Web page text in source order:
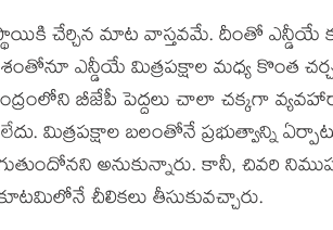
చేర్చిన మాట వాస్త‌వ‌మే. దీంతో ఎన్డీయే
ఎన్డీయే మిత్ర‌ప‌క్షాల మ‌ధ్య కొంత
బీజేపీ పెద్ద‌లు చాలా చ‌క్క‌గా
మిత్ర‌ప‌క్షాల బ‌లంతోనే ప్ర‌భుత్వాన్ని
అనుకున్నారు. కానీ, చివ‌రి
చీలిక‌లు తీసుకువ‌చ్చారు.